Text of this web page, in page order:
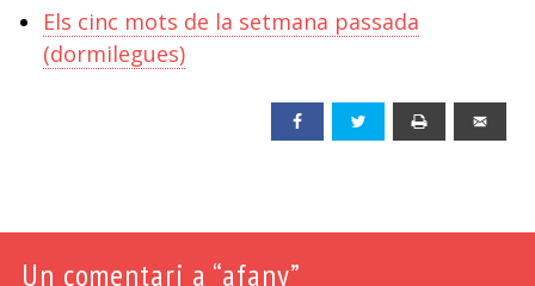
Els cinc mots de la setmana passada
(dormilegues)
Facebook Twitter
Un comentari a “afany”